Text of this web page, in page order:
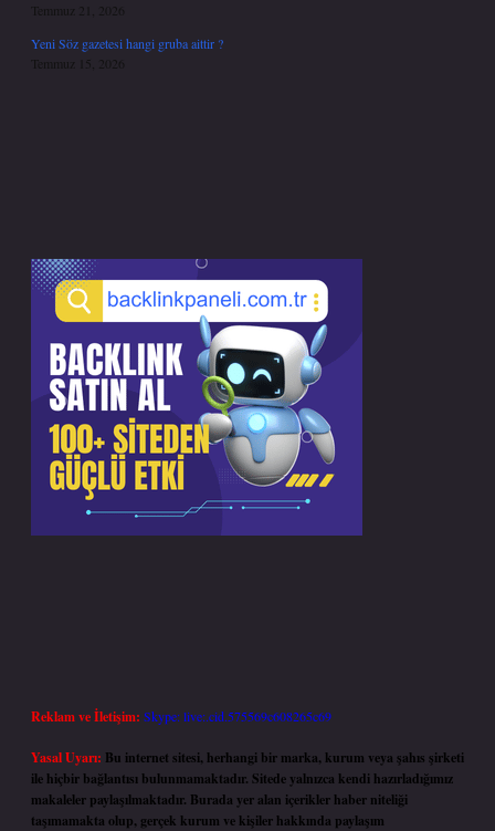
Temmuz 21, 2026
Yeni Söz gazetesi hangi gruba aittir ?
Temmuz 15, 2026
Reklam ve İletişim: Skype: live:.cid.575569c608265c69
Yasal Uyarı: Bu internet sitesi, herhangi bir marka, kurum veya şahıs şirketi
ile hiçbir bağlantısı bulunmamaktadır. Sitede yalnızca kendi hazırladığımız
makaleler paylaşılmaktadır. Burada yer alan içerikler haber niteliği
taşımamakta olup, gerçek kurum ve kişiler hakkında paylaşım